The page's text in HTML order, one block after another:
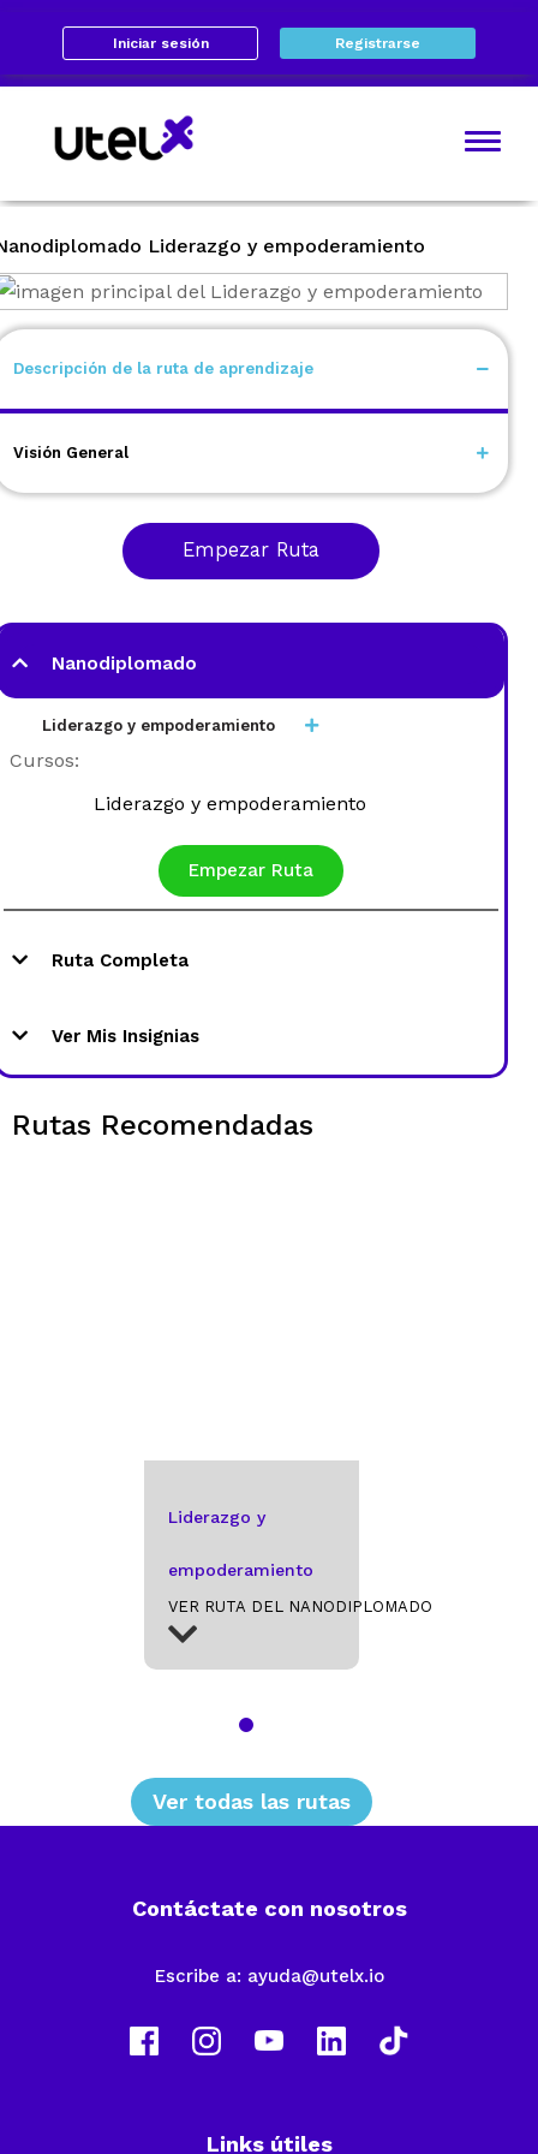
Iniciar sesión Registrarse
Liderazgo y empoderamiento
Descripción de la ruta de aprendizaje
Mejora tus habilidades de liderazgo en diversos
entornos profesionales con enfoque en desarrollo
Visión General
4 a 6 cursos| 6 a 10 horas
Empezar Ruta
Nanodiplomado
Liderazgo y empoderamiento
Cursos:
Liderazgo y empoderamiento
Empezar Ruta
Ruta Completa
Ver Mis Insignias
insignia al completar
Nanodiplomado
Liderazgo y
Rutas Recomendadas
Liderazgo y
empoderamiento
VER RUTA DEL NANODIPLOMADO
Ver ruta
Ver todas las rutas
Contáctate con nosotros
Escribe a: ayuda@utelx.io
Links útiles